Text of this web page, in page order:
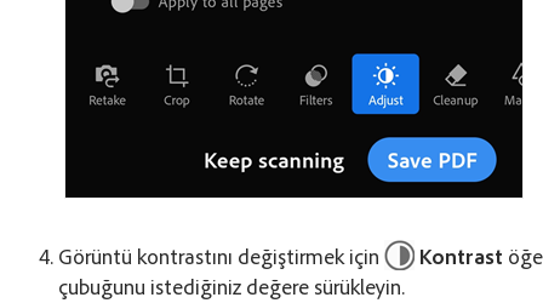
Görüntü kontrastını değiştirmek için Kontrast
çubuğunu istediğiniz değere sürükleyin.